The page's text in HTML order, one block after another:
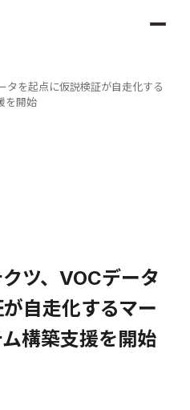
タを起点に仮説検証が自走化する
を開始
ツ、VOCデータ
自走化するマー
構築支援を開始